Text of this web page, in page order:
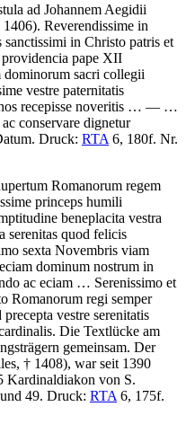
ad Johannem Aegidii
1406). Reverendissime in
in Christo patris et
pape XII
sacri collegii
vestre paternitatis
recepisse noveritis … — …
conservare dignetur
. Druck: RTA 6, 180f. Nr.
Romanorum regem
princeps humili
beneplacita vestra
serenitas quod felicis
sexta Novembris viam
dominum nostrum in
ac eciam … Serenissimo et
Romanorum regi semper
vestre serenitatis
. Die Textlücke am
gemeinsam. Der
† 1408), war seit 1390
Kardinaldiakon von S.
49. Druck: RTA 6, 175f.